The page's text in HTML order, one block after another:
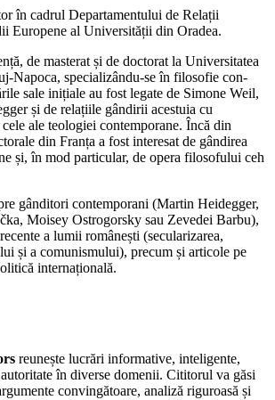
în cadrul Departamentului de Relații
Europene al Universității din Oradea.
de masterat și de doctorat la Universitatea
Na­poca, specializându-se în filosofie con­
sale inițiale au fost legate de Simone Weil,
și de relațiile gândirii acestuia cu
ale teologiei contemporane. Încă din
din Franța a fost interesat de gândirea
și, în mod particular, de opera filosofului ceh
gânditori contemporani (Martin Heidegger,
Moisey Ostrogorsky sau Zevedei Barbu),
a lumii românești (secularizarea,
și a comunismului), precum și articole pe
internațională.
reunește lucrări informative, inteligente,
în diverse domenii. Cititorul va găsi
convingătoare, analiză riguroasă și